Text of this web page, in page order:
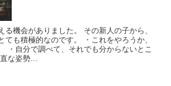
る機会がありました。 その新人の子から、
ても積極的なのです。 ・これをやろうか、
・自分で調べて、それでも分からないとこ
な姿勢...